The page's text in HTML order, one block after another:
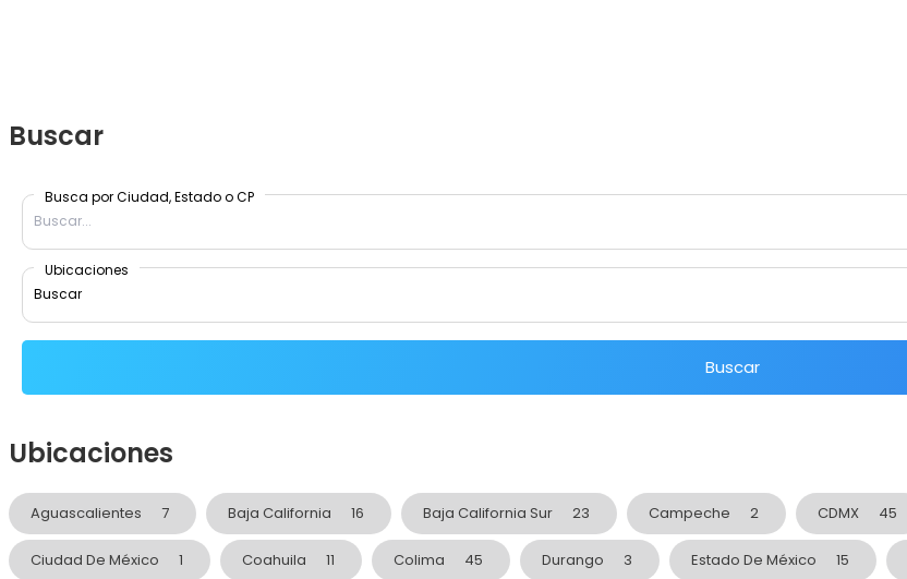
Buscar
Busca por Ciudad, Estado o CP
Ubicaciones
Buscar
Ubicaciones
Aguascalientes 7 Baja California 16 Baja California Sur 23 Campeche 2 CDMX 45
Ciudad De México 1 Coahuila 11 Colima 45 Durango 3 Estado De México 15